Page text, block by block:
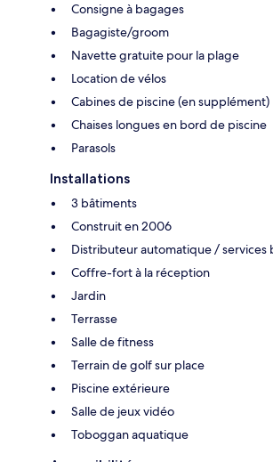
Consigne à bagages
Bagagiste/groom
Navette gratuite pour la plage
Location de vélos
Cabines de piscine (en supplément)
Chaises longues en bord de piscine
Parasols
Installations
3 bâtiments
Construit en 2006
Distributeur automatique / services
Coffre-fort à la réception
Jardin
Terrasse
Salle de fitness
Terrain de golf sur place
Piscine extérieure
Salle de jeux vidéo
Toboggan aquatique